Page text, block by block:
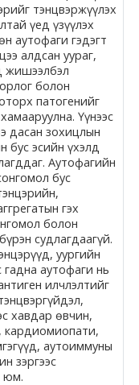
тэнцвэржүүлэх
үед үзүүлэх
аутофаги гэдэгт
алдсан уураг,
жишээлбэл
болон
патогенийг
Үүнээс
дасан зохицлын
бус эсийн үхэлд
Аутофагийн
бус
гэх
болон
судлагдаагүй.
уургийн
гадна аутофаги нь
илчлэлтийг
хавдар өвчин,
кардиомиопати,
аутоиммуны
зэргээс
юм.